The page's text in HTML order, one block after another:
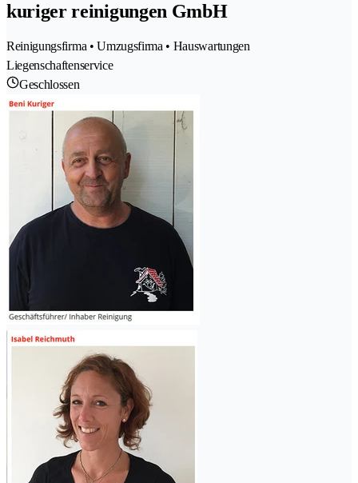
kuriger reinigungen GmbH
Reinigungsfirma • Umzugsfirma • Hauswartungen
Liegenschaftenservice
Geschlossen